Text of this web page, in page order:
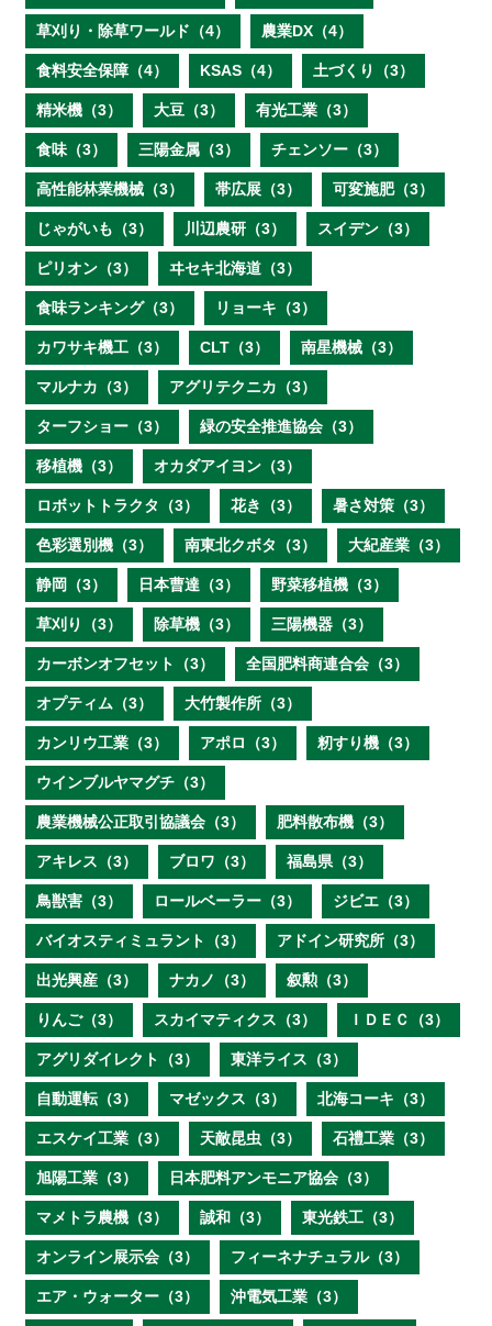
草刈り・除草ワールド（4） 農業DX（4）
食料安全保障（4） KSAS（4） 土づくり（3）
精米機（3） 大豆（3） 有光工業（3）
食味（3） 三陽金属（3） チェンソー（3）
高性能林業機械（3） 帯広展（3） 可変施肥（3）
じゃがいも（3） 川辺農研（3） スイデン（3）
ピリオン（3） ヰセキ北海道（3）
食味ランキング（3） リョーキ（3）
カワサキ機工（3） CLT（3） 南星機械（3）
マルナカ（3） アグリテクニカ（3）
ターフショー（3） 緑の安全推進協会（3）
移植機（3） オカダアイヨン（3）
ロボットトラクタ（3） 花き（3） 暑さ対策（3）
色彩選別機（3） 南東北クボタ（3） 大紀産業（3）
静岡（3） 日本曹達（3） 野菜移植機（3）
草刈り（3） 除草機（3） 三陽機器（3）
カーボンオフセット（3） 全国肥料商連合会（3）
オプティム（3） 大竹製作所（3）
カンリウ工業（3） アポロ（3） 籾すり機（3）
ウインブルヤマグチ（3）
農業機械公正取引協議会（3） 肥料散布機（3）
アキレス（3） ブロワ（3） 福島県（3）
鳥獣害（3） ロールベーラー（3） ジビエ（3）
バイオスティミュラント（3） アドイン研究所（3）
出光興産（3） ナカノ（3） 叙勲（3）
りんご（3） スカイマティクス（3） ＩＤＥＣ（3）
アグリダイレクト（3） 東洋ライス（3）
自動運転（3） マゼックス（3） 北海コーキ（3）
エスケイ工業（3） 天敵昆虫（3） 石禮工業（3）
旭陽工業（3） 日本肥料アンモニア協会（3）
マメトラ農機（3） 誠和（3） 東光鉄工（3）
オンライン展示会（3） フィーネナチュラル（3）
エア・ウォーター（3） 沖電気工業（3）